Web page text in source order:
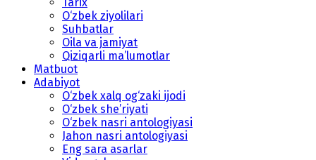
O‘zbek ziyolilari
Suhbatlar
Oila va jamiyat
Qiziqarli ma’lumotlar
Matbuot
Adabiyot
O‘zbek xalq og‘zaki ijodi
O‘zbek she’riyati
O‘zbek nasri antologiyasi
Jahon nasri antologiyasi
Eng sara asarlar